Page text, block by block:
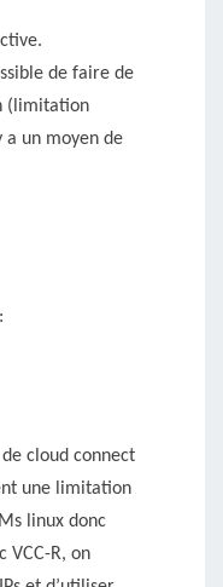
de faire de
(limitation
a un moyen de
cloud connect
une limitation
linux donc
VCC-R, on